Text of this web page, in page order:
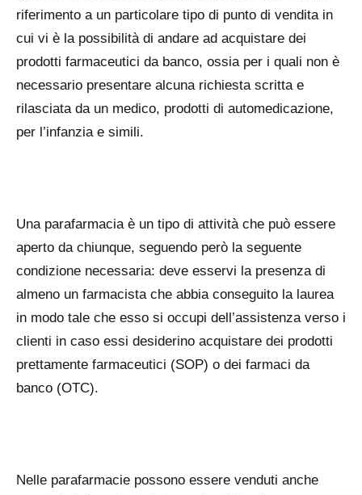
riferimento a un particolare tipo di punto di vendita in
cui vi è la possibilità di andare ad acquistare dei
prodotti farmaceutici da banco, ossia per i quali non è
necessario presentare alcuna richiesta scritta e
rilasciata da un medico, prodotti di automedicazione,
per l’infanzia e simili.
Una parafarmacia è un tipo di attività che può essere
aperto da chiunque, seguendo però la seguente
condizione necessaria: deve esservi la presenza di
almeno un farmacista che abbia conseguito la laurea
in modo tale che esso si occupi dell’assistenza verso i
clienti in caso essi desiderino acquistare dei prodotti
prettamente farmaceutici (SOP) o dei farmaci da
banco (OTC).
Nelle parafarmacie possono essere venduti anche